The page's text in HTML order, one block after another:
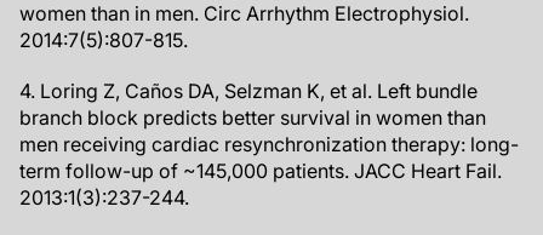
women than in men. Circ Arrhythm Electrophysiol.
2014:7(5):807-815.
4. Loring Z, Caños DA, Selzman K, et al. Left bundle
branch block predicts better survival in women than
men receiving cardiac resynchronization therapy: long-
term follow-up of ~145,000 patients. JACC Heart Fail.
2013:1(3):237-244.